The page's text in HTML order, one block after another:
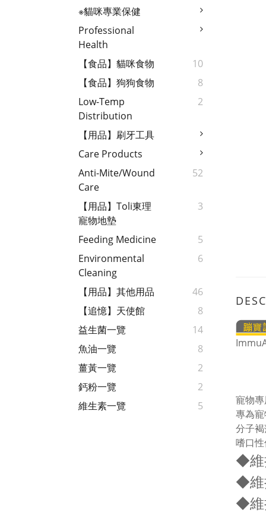
※貓咪專業保健
Professional
Health
【食品】貓咪食物
10
【食品】狗狗食物
8
Low-Temp
Distribution
2
【用品】刷牙工具
Care Products
Anti-Mite/wound
Care
52
【用品】Toli東理
寵物地墊
3
Feeding Medicine
5
Environmental
Cleaning
6
【用品】其他用品
46
【追憶】天使館
8
益生菌一覽
14
魚油一覽
8
薑黃一覽
2
鈣粉一覽
2
維生素一覽
5
寵物
專為
分子
嗜口
◆維
◆維
◆維